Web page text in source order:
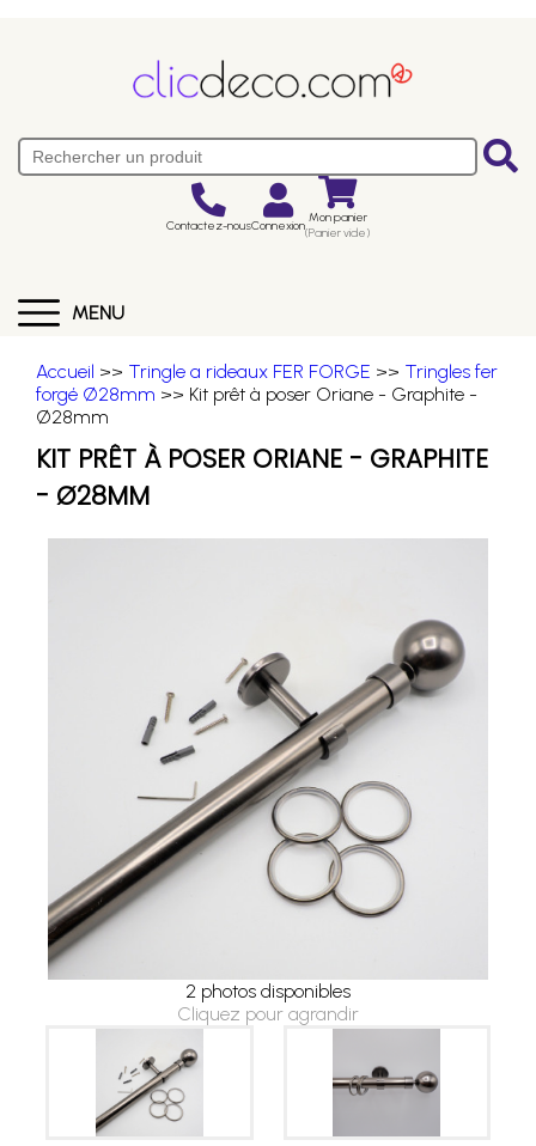
Contactez-nousConnexion Mon panier
(Panier vide)
MENU
Accueil >> Tringle a rideaux FER FORGE >> Tringles fer
forgé Ø28mm >> Kit prêt à poser Oriane - Graphite -
Ø28mm
KIT PRÊT À POSER ORIANE - GRAPHITE
- Ø28MM
2 photos disponibles
Cliquez pour agrandir